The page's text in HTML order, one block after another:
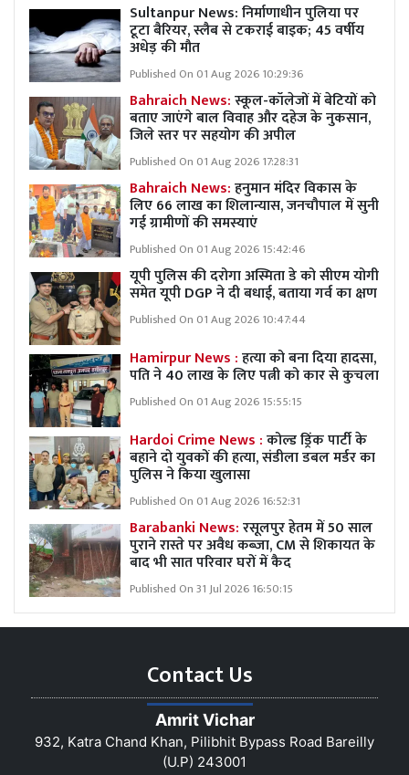
Sultanpur News: निर्माणाधीन पुलिया पर
टूटा बैरियर, स्लैब से टकराई बाइक; 45 वर्षीय
अधेड़ की मौत
Published On 01 Aug 2026 10:29:36
Bahraich News:स्कूल-कॉलेजों में बेटियों को
बताए जाएंगे बाल विवाह और दहेज के नुकसान,
जिले स्तर पर सहयोग की अपील
Published On 01 Aug 2026 17:28:31
Bahraich News:हनुमान मंदिर विकास के
लिए 66 लाख का शिलान्यास, जनचौपाल में सुनी
गई ग्रामीणों की समस्याएं
Published On 01 Aug 2026 15:42:46
यूपी पुलिस की दरोगा अस्मिता डे को सीएम योगी
समेत यूपी DGP ने दी बधाई, बताया गर्व का क्षण
Published On 01 Aug 2026 10:47:44
Hamirpur News :हत्या को बना दिया हादसा,
पति ने 40 लाख के लिए पत्नी को कार से कुचला
Published On 01 Aug 2026 15:55:15
Hardoi Crime News :कोल्ड ड्रिंक पार्टी के
बहाने दो युवकों की हत्या, संडीला डबल मर्डर का
पुलिस ने किया खुलासा
Published On 01 Aug 2026 16:52:31
Barabanki News:रसूलपुर हेतम में 50 साल
पुराने रास्ते पर अवैध कब्ज़ा, CM से शिकायत के
बाद भी सात परिवार घरों में कैद
Published On 31 Jul 2026 16:50:15
Contact Us
Amrit Vichar
932, Katra Chand Khan, Pilibhit Bypass Road Bareilly
(U.P) 243001